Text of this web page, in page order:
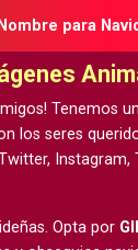
para
Tenemos
los seres
Instagram,
Opta por